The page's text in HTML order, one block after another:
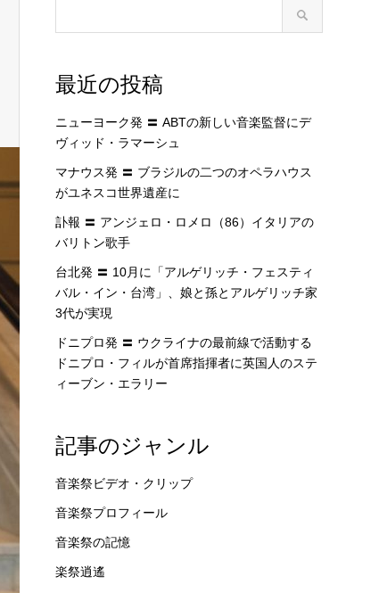
最近の投稿
ニューヨーク発 〓 ABTの新しい音楽監督にデ
ヴィッド・ラマーシュ
マナウス発 〓 ブラジルの二つのオペラハウス
がユネスコ世界遺産に
訃報 〓 アンジェロ・ロメロ（86）イタリアの
バリトン歌手
台北発 〓 10月に「アルゲリッチ・フェスティ
バル・イン・台湾」、娘と孫とアルゲリッチ家
3代が実現
ドニプロ発 〓 ウクライナの最前線で活動する
ドニプロ・フィルが首席指揮者に英国人のステ
ィーブン・エラリー
記事のジャンル
音楽祭ビデオ・クリップ
音楽祭プロフィール
音楽祭の記憶
楽祭逍遙